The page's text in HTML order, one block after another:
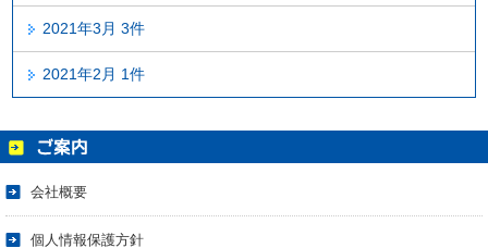
2021年3月 3件
2021年2月 1件
会社概要
個人情報保護方針